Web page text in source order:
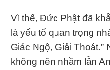
Vì thế, Đức Phật đã
là yếu tố quan trọng
Giác Ngộ, Giải Thoát.”
không nên nhầm lẫn